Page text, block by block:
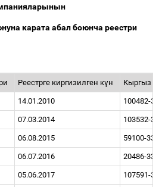
карата абал боюнча реестри
Реестрге киргизилген күн Кыргыз
14.01.2010 100482-
07.03.2014 103532-
06.08.2015 59100-
06.07.2016 20486-
05.06.2017 107591-